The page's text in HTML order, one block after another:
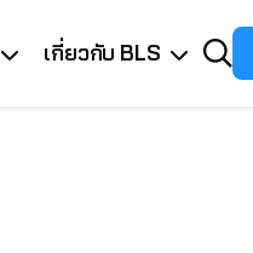
เกี่ยวกับ BLS